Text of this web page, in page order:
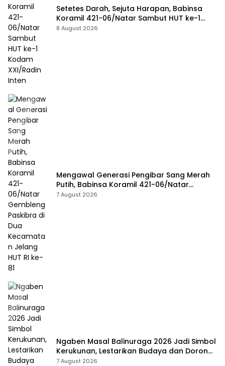
Setetes Darah, Sejuta Harapan, Babinsa
Koramil 421-06/Natar Sambut HUT ke-1
Kodam XXI/Radin Inten
8 August 2026
Mengawal Generasi Pengibar Sang Merah
Putih, Babinsa Koramil 421-06/Natar
Gembleng Paskibra di Dua Kecamatan
7 August 2026
Ngaben Masal Balinuraga 2026 Jadi Simbol
Kerukunan, Lestarikan Budaya dan Dorong
Pariwisata Lampung Selatan
7 August 2026